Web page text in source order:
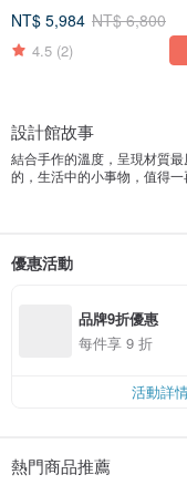
NT$ 5,984 NT$ 6,800
4.5 (2)
設計館故事
結合手作的溫度，呈現材質
的，生活中的小事物，值得
藝，期待您可以透過觸摸，
而是一件具有溫度與職人工
堅持嚴選頂級天然植物鞣製
質感,不經裝飾的原始樣貌與
細孔，經過使用者長期的使
商品設計從概念從使用著的
Instagram @handiin
優惠活動
品牌9折優惠
每件享 9 折
活動詳
熱門商品推薦